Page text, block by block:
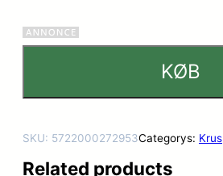
KØB
SKU: 5722000272953Categorys: Krus
Related products